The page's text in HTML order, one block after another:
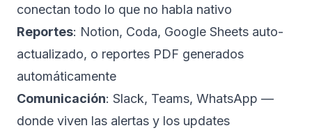
conectan todo lo que no habla nativo
Reportes: Notion, Coda, Google Sheets auto-
actualizado, o reportes PDF generados
automáticamente
Comunicación: Slack, Teams, WhatsApp —
donde viven las alertas y los updates